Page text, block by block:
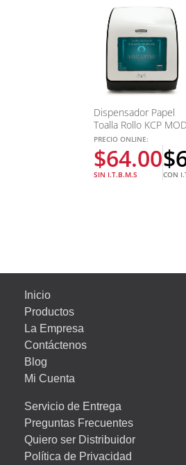
Dispensador Papel
Toalla Rollo KCP MOD
PRECIO ONLINE:
$64.00
SIN I.T.B.M.S
$
CON
Inicio
Productos
La Empresa
Contáctenos
Blog
Mi Cuenta
Servicio de Entrega
Preguntas Frecuentes
Quiero ser Distribuidor
Política de Privacidad